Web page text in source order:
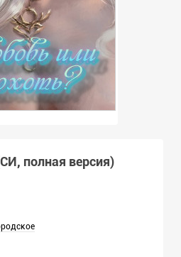
полная версия)